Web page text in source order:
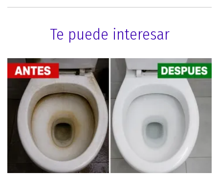
Te puede interesar